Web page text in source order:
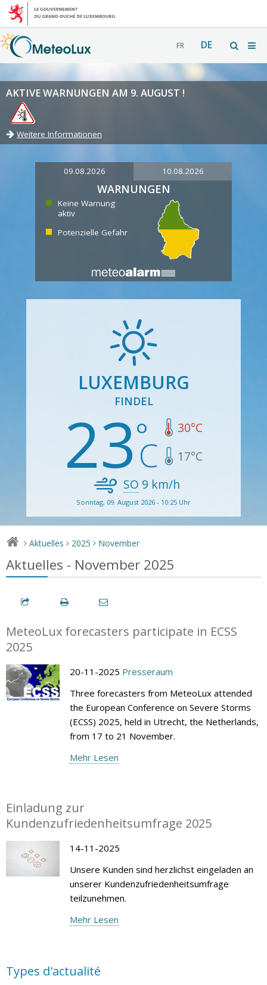
FR DE
AKTIVE WARNUNGEN AM 9. AUGUST !
Weitere Informationen
09.08.2026 10.08.2026
WARNUNGEN
Keine Warnung
aktiv
Potenzielle Gefahr
LUXEMBURG
FINDEL
23 30°C
17°C
SO 9 km/h
Sonntag, 09. August 2026 - 10:25 Uhr
> Aktuelles > 2025 > November
Aktuelles - November 2025
MeteoLux forecasters participate in ECSS
2025
20-11-2025 Presseraum
Three forecasters from MeteoLux attended
the European Conference on Severe Storms
(ECSS) 2025, held in Utrecht, the Netherlands,
from 17 to 21 November.
Mehr Lesen
Einladung zur
Kundenzufriedenheitsumfrage 2025
14-11-2025
Unsere Kunden sind herzlichst eingeladen an
unserer Kundenzufriedenheitsumfrage
teilzunehmen.
Mehr Lesen
Types d'actualité